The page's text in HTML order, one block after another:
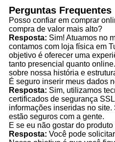
Perguntas Frequentes
Posso confiar em comprar
compra de valor mais alto?
Resposta: Sim! Atuamos no
contamos com loja física em
objetivo é oferecer uma
tanto presencial quanto
sobre nossa história e
É seguro inserir meus dados
Resposta: Sim, utilizamos
certificados de segurança
informações inseridas no
estão seguros com a gente.
E se eu não gostar do
Resposta: Você pode